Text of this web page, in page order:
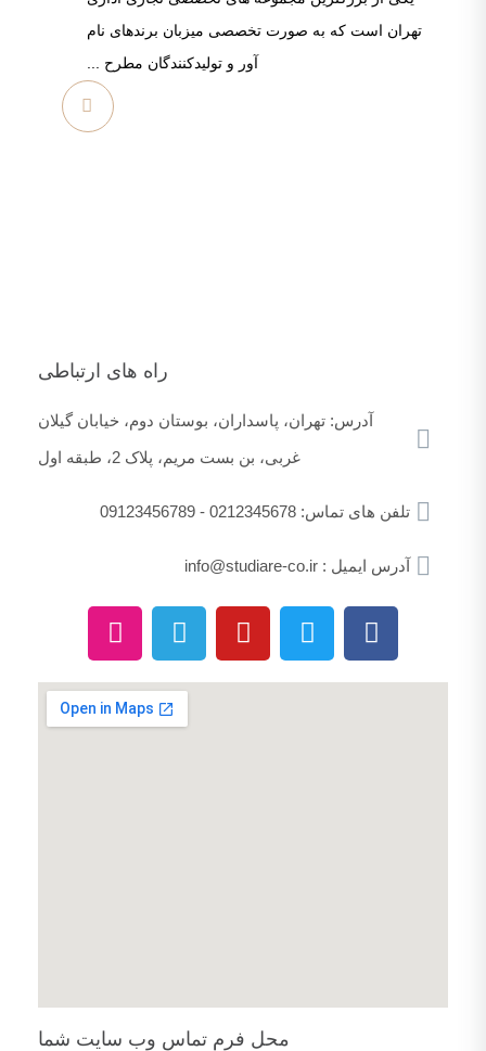
تهران است که به صورت تخصصی میزبان برندهای نام
آور و تولیدکنندگان مطرح ...
راه های ارتباطی
آدرس: تهران، پاسداران، بوستان دوم، خیابان گیلان
غربی، بن بست مریم، پلاک 2، طبقه اول
تلفن های تماس: 0212345678 - 09123456789
آدرس ایمیل : info@studiare-co.ir
محل فرم تماس وب سایت شما